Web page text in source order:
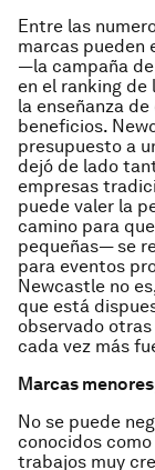
Entre las
marcas pueden
—la campaña
en el ranking de
la enseñanza
beneficios.
presupuesto a
dejó de lado
empresas
puede valer la
camino para
pequeñas— se
para eventos
Newcastle no
que está
observado
cada vez más
Marcas
No se puede
conocidos
trabajos muy